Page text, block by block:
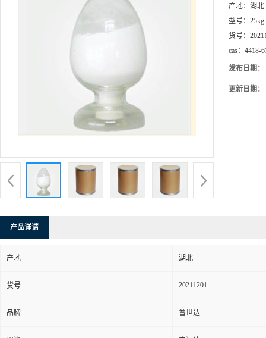
产地： 湖北
型号： 25kg
货号：
cas： 4418-
发布日期：
更新日期：
产品详请
产地 湖北
货号 20211201
品牌 普世达